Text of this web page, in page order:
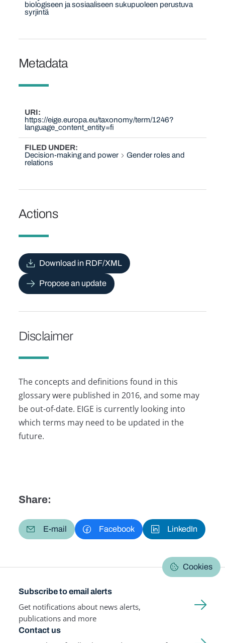
biologiseen ja sosiaaliseen sukupuoleen perustuva
syrjintä
Metadata
URI
https://eige.europa.eu/taxonomy/term/1246?
language_content_entity=fi
FILED UNDER
Decision-making and power
Gender roles and
relations
Actions
Download in RDF/XML
Propose an update
Disclaimer
The concepts and definitions found in this
glossary were published in 2016, and some may
be out-of-date. EIGE is currently looking into
which terms may need to be updated in the
future.
Share:
E-mail Facebook LinkedIn
Cookies
Subscribe to email alerts
Get notifications about news alerts,
publications and more
Contact us